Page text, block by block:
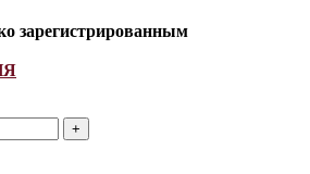
зарегистрированным